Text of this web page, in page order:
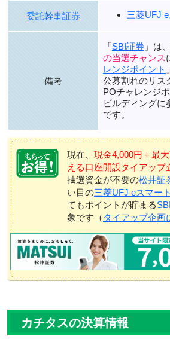
委託幹事証券 三菱UFJ
備考
「SBI証券 」は
の当選チャンス
レンジポイント
公募割れのリス
POチャレンジ
ビルディングに
です。
現在、 現金4,000円＋最
える口座開設タイアップ
抽選資金が不要の松井証
い目の三菱UFJ eスマー
てもポイントが貯まる
象です（ タイアップ企画
カチタスの決算情報